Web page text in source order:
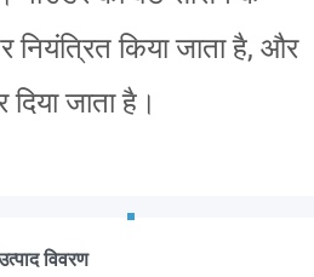
नियंत्रित किया जाता है, और
जाता है।
विवरण